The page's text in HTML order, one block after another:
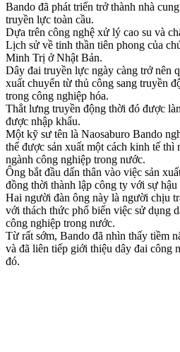
Bando đã phát triển trở thành nhà
truyền lực toàn cầu.
Dựa trên công nghệ xử lý cao su và
Lịch sử về tinh thần tiên phong của
Minh Trị ở Nhật Bản.
Dây đai truyền lực ngày càng trở nên
xuất chuyển từ thủ công sang truyền
trong công nghiệp hóa.
Thắt lưng truyền động thời đó được
được nhập khẩu.
Một kỹ sư tên là Naosaburo Bando
thể được sản xuất một cách kinh tế thì
ngành công nghiệp trong nước.
Ông bắt đầu dấn thân vào việc sản
đồng thời thành lập công ty với sự
Hai người đàn ông này là người chịu
với thách thức phổ biến việc sử dụng
công nghiệp trong nước.
Từ rất sớm, Bando đã nhìn thấy tiềm
và đã liên tiếp giới thiệu dây đai công
đó.